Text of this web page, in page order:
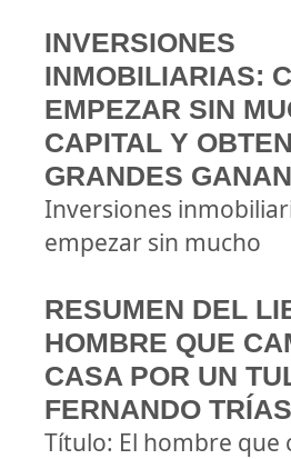
INVERSIONES
INMOBILIARIAS:
EMPEZAR SIN
CAPITAL Y
GRANDES
Inversiones
empezar sin mucho
RESUMEN DEL
HOMBRE QUE
CASA POR UN
FERNANDO
Título: El hombre que